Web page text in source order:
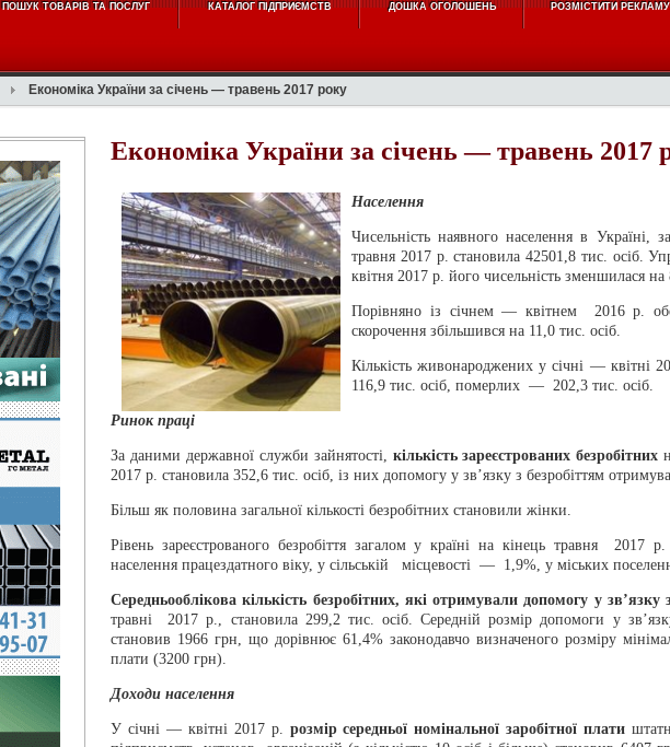
ПОШУК ТОВАРІВ ТА ПОСЛУГ КАТАЛОГ ПІДПРИЄМСТВ ДОШКА ОГОЛОШЕНЬ РОЗМІСТИТИ РЕКЛАМУ
Економіка України за січень — травень 2017 року
Економіка України за січень — травень 2017
Населення
Чисельність наявного населення в Україні,
травня 2017 р. становила 42501,8 тис. осіб.
квітня 2017 р. його чисельність зменшилася на
Порівняно із січнем — квітнем 2016 р.
скорочення збільшився на 11,0 тис. осіб.
Кількість живонароджених у січні — квітні
116,9 тис. осіб, померлих — 202,3 тис. осіб.
Ринок праці
За даними державної служби зайнятості, кількість зареєстрованих безробітних
2017 р. становила 352,6 тис. осіб, із них допомогу у зв’язку з безробіттям
Більш як половина загальної кількості безробітних становили жінки.
Рівень зареєстрованого безробіття загалом у країні на кінець травня 2017
населення працездатного віку, у сільській місцевості — 1,9%, у міських
Середньооблікова кількість безробітних, які отримували допомогу у зв’язку
травні 2017 р., становила 299,2 тис. осіб. Середній розмір допомоги у
становив 1966 грн, що дорівнює 61,4% законодавчо визначеного розміру
плати (3200 грн).
Доходи населення
У січні — квітні 2017 р. розмір середньої номінальної заробітної плати